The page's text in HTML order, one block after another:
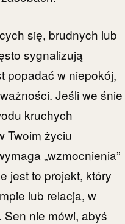
się, brudnych lub
sygnalizują
popadać w niepokój,
Jeśli we śnie
kruchych
Twoim życiu
„wzmocnienia”
jest to projekt, który
lub relacja, w
nie mówi, abyś